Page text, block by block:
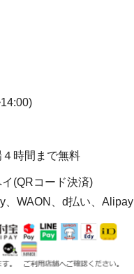
時間まで無料
(QRコード決済)
、WAON、d払い、Alipay